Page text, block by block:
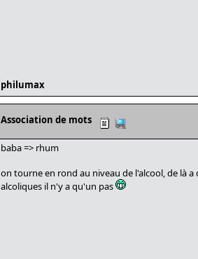
philumax
Association de mots
baba => rhum
on tourne en rond au niveau de l'alcool, de là
alcoliques il n'y a qu'un pas